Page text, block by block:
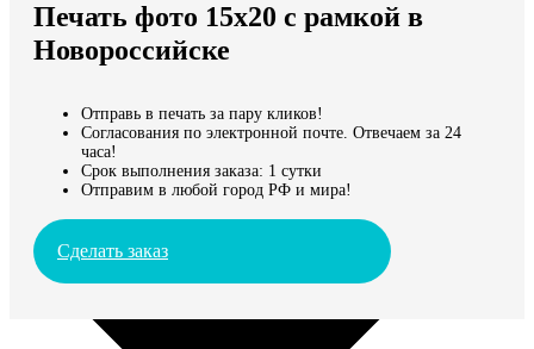
Мы доставляем по всему миру
Продолжить без города
Печать фото 15х20 с рамкой в
Новороссийске
Отправь в печать за пару кликов!
Согласования по электронной почте. Отвечаем за 24
часа!
Срок выполнения заказа: 1 сутки
Отправим в любой город РФ и мира!
Сделать заказ